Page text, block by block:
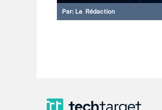
Par: La Rédaction